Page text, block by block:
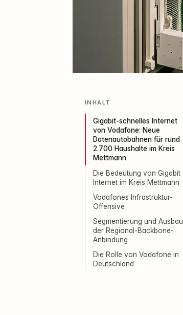
INHALT
Gigabit-schnelles Internet
von Vodafone: Neue
Datenautobahnen für rund
2.700 Haushalte im Kreis
Mettmann
Die Bedeutung von Gigabit
Internet im Kreis Mettmann
Vodafones Infrastruktur-
Offensive
Segmentierung und Ausbau
der Regional-Backbone-
Anbindung
Die Rolle von Vodafone in
Deutschland